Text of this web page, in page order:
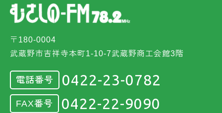
〒180-0004
武蔵野市吉祥寺本町1-10-7武蔵野商工会館3階
電話番号 0422-23-0782
FAX番号 0422-22-9090